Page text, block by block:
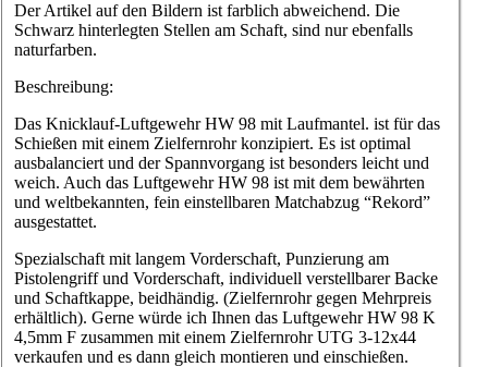
Der Artikel auf den Bildern ist farblich abweichend. Die
Schwarz hinterlegten Stellen am Schaft, sind nur ebenfalls
naturfarben.
Beschreibung:
Das Knicklauf-Luftgewehr HW 98 mit Laufmantel. ist für das
Schießen mit einem Zielfernrohr konzipiert. Es ist optimal
ausbalanciert und der Spannvorgang ist besonders leicht und
weich. Auch das Luftgewehr HW 98 ist mit dem bewährten
und weltbekannten, fein einstellbaren Matchabzug “Rekord”
ausgestattet.
Spezialschaft mit langem Vorderschaft, Punzierung am
Pistolengriff und Vorderschaft, individuell verstellbarer Backe
und Schaftkappe, beidhändig. (Zielfernrohr gegen Mehrpreis
erhältlich). Gerne würde ich Ihnen das Luftgewehr HW 98 K
4,5mm F zusammen mit einem Zielfernrohr UTG 3-12x44
verkaufen und es dann gleich montieren und einschießen.